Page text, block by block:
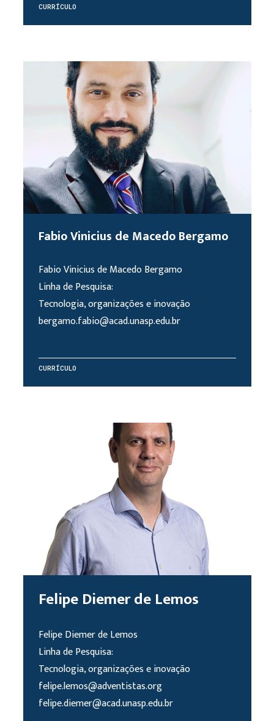
CURRÍCULO
Fabio Vinicius de Macedo Bergamo
Fabio Vinicius de Macedo Bergamo
Linha de Pesquisa:
Tecnologia, organizações e inovação
bergamo.fabio@acad.unasp.edu.br
CURRÍCULO
Felipe Diemer de Lemos
Felipe Diemer de Lemos
Linha de Pesquisa:
Tecnologia, organizações e inovação
felipe.lemos@adventistas.org
felipe.diemer@acad.unasp.edu.br